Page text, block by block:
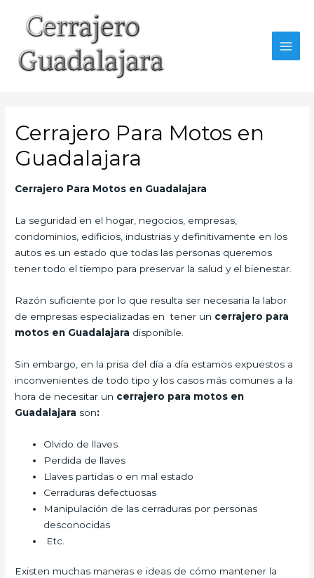
contenido
Cerrajero Para Motos en
Guadalajara
Cerrajero Para Motos en Guadalajara
La seguridad en el hogar, negocios, empresas,
condominios, edificios, industrias y definitivamente en los
autos es un estado que todas las personas queremos
tener todo el tiempo para preservar la salud y el bienestar.
Razón suficiente por lo que resulta ser necesaria la labor
de empresas especializadas en tener un cerrajero para
motos en Guadalajara disponible.
Sin embargo, en la prisa del día a día estamos expuestos a
inconvenientes de todo tipo y los casos más comunes a la
hora de necesitar un cerrajero para motos en
Guadalajara son:
Olvido de llaves
Perdida de llaves
Llaves partidas o en mal estado
Cerraduras defectuosas
Manipulación de las cerraduras por personas
desconocidas
Etc.
Existen muchas maneras e ideas de cómo mantener la